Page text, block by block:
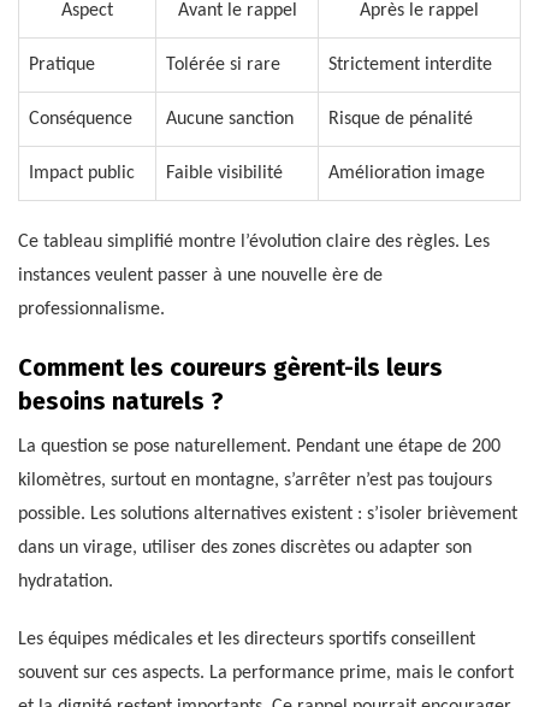
Aspect Avant le rappel Après le rappel
Pratique Tolérée si rare Strictement interdite
Conséquence Aucune sanction Risque de pénalité
Impact public Faible visibilité Amélioration image
Ce tableau simplifié montre l’évolution claire des règles. Les
instances veulent passer à une nouvelle ère de
professionnalisme.
Comment les coureurs gèrent-ils leurs
besoins naturels ?
La question se pose naturellement. Pendant une étape de 200
kilomètres, surtout en montagne, s’arrêter n’est pas toujours
possible. Les solutions alternatives existent : s’isoler brièvement
dans un virage, utiliser des zones discrètes ou adapter son
hydratation.
Les équipes médicales et les directeurs sportifs conseillent
souvent sur ces aspects. La performance prime, mais le confort